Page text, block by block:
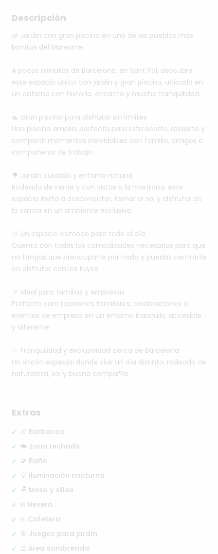
Descripción
🌿 Jardín con gran piscina en uno de los pueblos más
bonitos del Maresme
A pocos minutos de Barcelona, en Sant Pol, descubre
este espacio único con jardín y gran piscina, ubicado en
un entorno con historia, encanto y mucha tranquilidad.
🏊 Gran piscina para disfrutar sin límites
Una piscina amplia, perfecta para refrescarte, relajarte y
compartir momentos inolvidables con familia, amigos o
compañeros de trabajo.
🌳 Jardín cuidado y entorno natural
Rodeado de verde y con vistas a la montaña, este
espacio invita a desconectar, tomar el sol y disfrutar de
la calma en un ambiente exclusivo.
🌞 Un espacio cómodo para todo el día
Cuenta con todas las comodidades necesarias para que
no tengas que preocuparte por nada y puedas centrarte
en disfrutar con los tuyos.
🎉 Ideal para familias y empresas
Perfecto para reuniones familiares, celebraciones o
eventos de empresa en un entorno tranquilo, accesible
y diferente.
Tranquilidad y exclusividad cerca de Barcelona
Un rincón especial donde vivir un día distinto, rodeado de
naturaleza, sol y buena compañía.
Extras
🍖 Barbacoa
☁️ Zona techada
🚽 Baño
💡 Iluminación nocturna
🪑 Mesa y sillas
❄️ Nevera
☕ Cafetera
🎯 Juegos para jardín
⛱️ Área sombreada